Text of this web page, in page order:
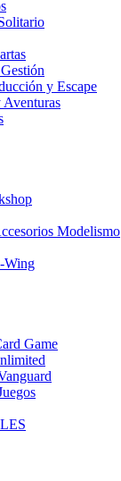
y Escape
Modelismo
Wing
Game